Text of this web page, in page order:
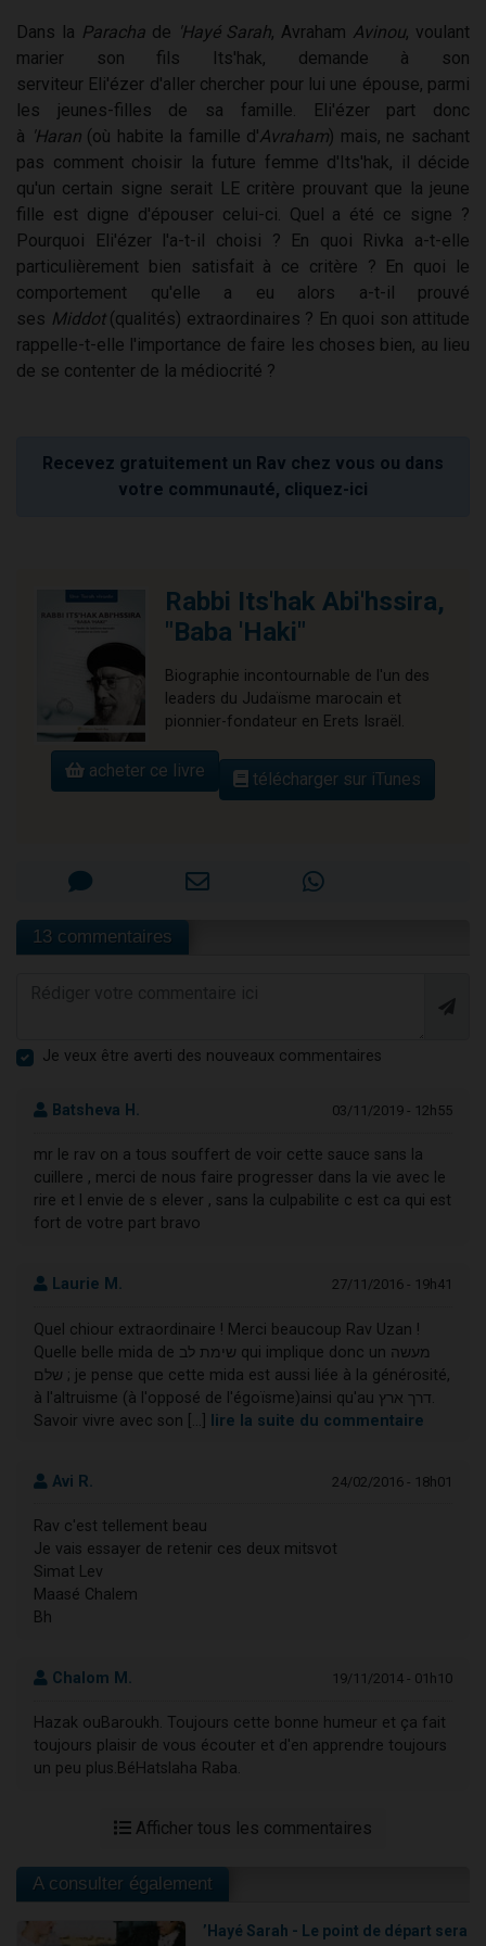
Dans la Parachade 'Hayé Sarah, Avraham Avinou, voulant
marier son fils
Its'hak, demande à son
serviteur Eli'ézer d'aller chercher pour lui une épouse, parmi
les jeunes-filles de sa famille. Eli'ézer part donc
à 'Haran(où habite la famille d'Avraham) mais, ne sachant
pas comment choisir la future femme d'Its'hak, il décide
qu'un certain signe serait LE critère prouvant que la jeune
fille est digne d'épouser celui-ci. Quel a été ce signe ?
Pourquoi Eli'ézer l'a-t-il choisi ? En quoi Rivka a-t-elle
particulièrement bien satisfait à ce critère ? En quoi le
comportement qu'elle a eu alors a-t-il prouvé
ses Middot(qualités) extraordinaires ? En quoi son attitude
rappelle-t-elle l'importance de faire les choses bien, au lieu
de se contenter de la médiocrité ?
Recevez gratuitement un Rav chez vous ou dans
votre communauté, cliquez-ici
Rabbi Its'hak Abi'hssira,
"Baba 'Haki"
Biographie incontournable de l'un des
leaders du Judaïsme marocain et
pionnier-fondateur en Erets Israël.
acheter ce livre télécharger sur iTunes
13 commentaires
Je veux être averti des nouveaux commentaires
Batsheva H. 03/11/2019 - 12h55
mr le rav on a tous souffert de voir cette sauce sans la
cuillere , merci de nous faire progresser dans la vie avec le
rire et l envie de s elever , sans la culpabilite c est ca qui est
fort de votre part bravo
Laurie M. 27/11/2016 - 19h41
Quel chiour extraordinaire ! Merci beaucoup Rav Uzan !
Quelle belle mida de שימת לב qui implique donc un מעשה
שלם ; je pense que cette mida est aussi liée à la générosité,
à l'altruisme (à l'opposé de l'égoïsme)ainsi qu'au דרך ארץ.
Savoir vivre avec son [...]
lire la suite du commentaire
Avi R. 24/02/2016 - 18h01
Rav c'est tellement beau
Je vais essayer de retenir ces deux mitsvot
Simat Lev
Maasé Chalem
Bh
Chalom M. 19/11/2014 - 01h10
Hazak ouBaroukh. Toujours cette bonne humeur et ça fait
toujours plaisir de vous écouter et d'en apprendre toujours
un peu plus.BéHatslaha Raba.
Afficher tous les commentaires
A consulter également
’Hayé Sarah - Le point de départ sera